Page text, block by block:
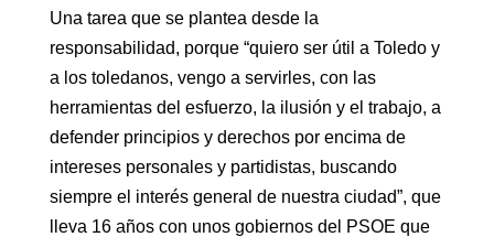
Una tarea que se plantea desde la
responsabilidad, porque “quiero ser útil a Toledo y
a los toledanos, vengo a servirles, con las
herramientas del esfuerzo, la ilusión y el trabajo, a
defender principios y derechos por encima de
intereses personales y partidistas, buscando
siempre el interés general de nuestra ciudad”, que
lleva 16 años con unos gobiernos del PSOE que